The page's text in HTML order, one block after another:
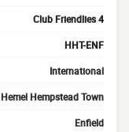
Club Friendlies 4
HHT-ENF
International
Hemel Hempstead Town
Enfield